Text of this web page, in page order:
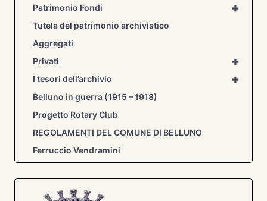
+
Patrimonio Fondi
Tutela del patrimonio archivistico
Aggregati
+
Privati
+
I tesori dell’archivio
Belluno in guerra (1915 – 1918)
Progetto Rotary Club
REGOLAMENTI DEL COMUNE DI BELLUNO
Ferruccio Vendramini